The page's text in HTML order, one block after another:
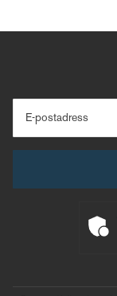
E-postadress